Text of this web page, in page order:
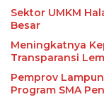
Sektor UMKM
Besar
Meningkatnya
Transparansi
Pemprov
Program SMA